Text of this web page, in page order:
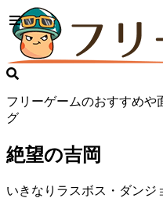
フリーゲームのおすすめや
グ
絶望の吉岡
いきなりラスボス・ダンジ